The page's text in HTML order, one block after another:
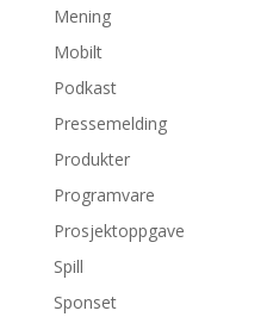
Mening
Mobilt
Podkast
Pressemelding
Produkter
Programvare
Prosjektoppgave
Spill
Sponset